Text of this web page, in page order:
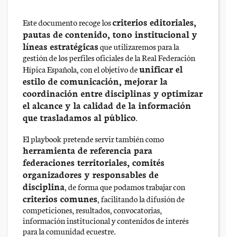
Este documento recoge loscriterios editoriales,
pautas de contenido, tono institucional y
líneas estratégicasque utilizaremos para la
gestión de los perfiles oficiales de la Real Federación
Hípica Española, con el objetivo deunificar el
estilo de comunicación, mejorar la
coordinación entre disciplinas y optimizar
el alcance y la calidad de la información
que trasladamos al público.
El playbook pretende servir también como
herramienta de referencia para
federaciones territoriales, comités
organizadores y responsables de
disciplina, de forma que podamos trabajar con
criterios comunes, facilitando la difusión de
competiciones, resultados, convocatorias,
información institucional y contenidos de interés
para la comunidad ecuestre.